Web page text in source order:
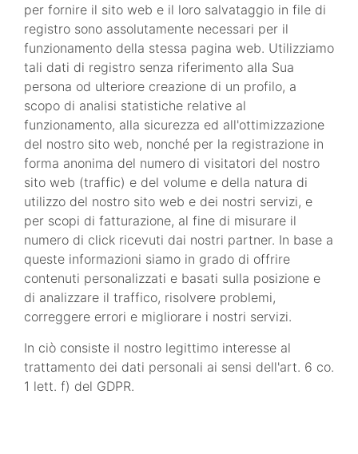
per fornire il sito web e il loro salvataggio in file di
registro sono assolutamente necessari per il
funzionamento della stessa pagina web. Utilizziamo
tali dati di registro senza riferimento alla Sua
persona od ulteriore creazione di un profilo, a
scopo di analisi statistiche relative al
funzionamento, alla sicurezza ed all'ottimizzazione
del nostro sito web, nonché per la registrazione in
forma anonima del numero di visitatori del nostro
sito web (traffic) e del volume e della natura di
utilizzo del nostro sito web e dei nostri servizi, e
per scopi di fatturazione, al fine di misurare il
numero di click ricevuti dai nostri partner. In base a
queste informazioni siamo in grado di offrire
contenuti personalizzati e basati sulla posizione e
di analizzare il traffico, risolvere problemi,
correggere errori e migliorare i nostri servizi.
In ciò consiste il nostro legittimo interesse al
trattamento dei dati personali ai sensi dell'art. 6 co.
1 lett. f) del GDPR.